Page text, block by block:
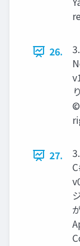
26.
27.